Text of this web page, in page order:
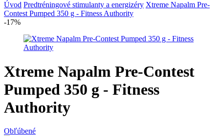
Úvod Predtréningové stimulanty a energizéry Xtreme Napalm Pre-
Contest Pumped 350 g - Fitness Authority
-17%
Xtreme Napalm Pre-Contest
Pumped 350 g - Fitness
Authority
Obľúbené